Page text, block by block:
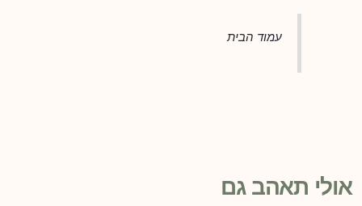
עמוד הבית
אולי תאהב גם